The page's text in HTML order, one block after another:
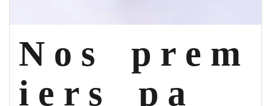
N o s p r e m
i e r s p a